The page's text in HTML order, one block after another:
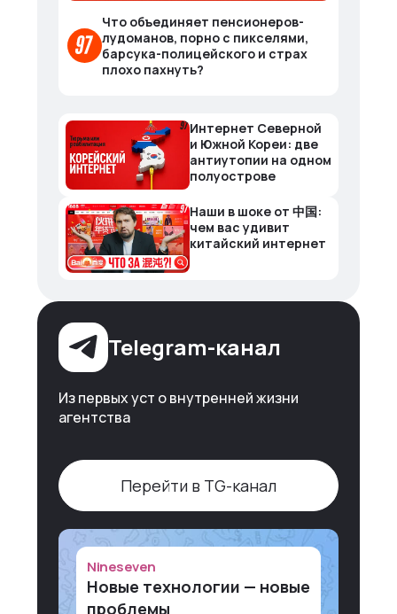
Что объединяет пенсионеров-
лудоманов, порно с пикселями,
барсука-полицейского и страх
плохо пахнуть?
Интернет Северной
и Южной Кореи: две
антиутопии на одном
полуострове
Наши в шоке от 中国:
чем вас удивит
китайский интернет
Telegram-канал
Из первых уст о внутренней жизни
агентства
Перейти в TG-канал
Nineseven
Новые технологии — новые
проблемы